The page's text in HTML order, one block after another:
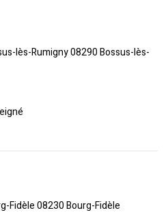
lès-Rumigny 08290 Bossus-lès-
Fidèle 08230 Bourg-Fidèle